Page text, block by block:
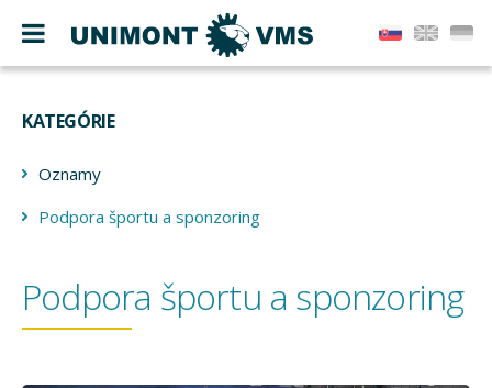
KATEGÓRIE
Oznamy
Podpora športu a sponzoring
Podpora športu a sponzoring